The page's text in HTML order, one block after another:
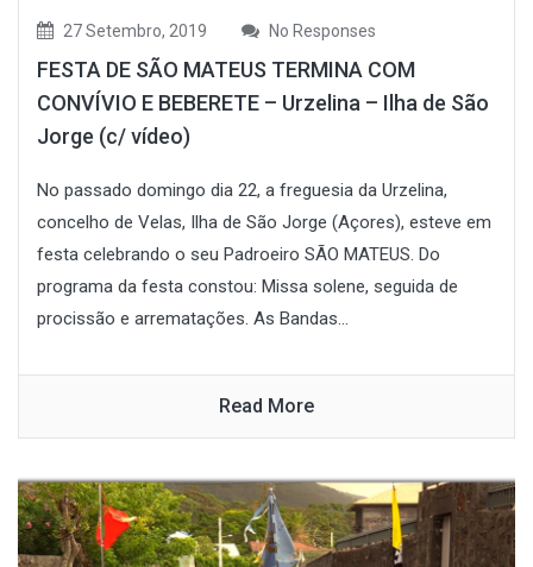
27 Setembro, 2019 No Responses
FESTA DE SÃO MATEUS TERMINA COM
CONVÍVIO E BEBERETE – Urzelina – Ilha de São
Jorge (c/ vídeo)
No passado domingo dia 22, a freguesia da Urzelina,
concelho de Velas, Ilha de São Jorge (Açores), esteve em
festa celebrando o seu Padroeiro SÃO MATEUS. Do
programa da festa constou: Missa solene, seguida de
procissão e arrematações. As Bandas...
Read More